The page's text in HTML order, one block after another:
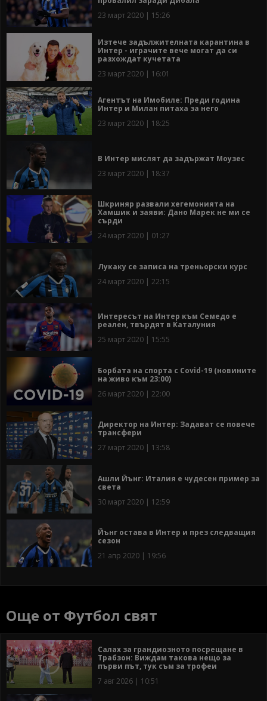
23 март 2020 | 15:26
Изтече задължителната карантина в
Интер - играчите вече могат да си
разхождат кучетата
23 март 2020 | 16:01
Агентът на Имобиле: Преди година
Интер и Милан питаха за него
23 март 2020 | 18:25
В Интер мислят да задържат Моузес
23 март 2020 | 18:37
Шкриняр развали хегемонията на
Хамшик и заяви: Дано Марек не ми се
сърди
24 март 2020 | 01:27
Лукаку се записа на треньорски курс
24 март 2020 | 22:15
Интересът на Интер към Семедо е
реален, твърдят в Каталуния
25 март 2020 | 15:55
Борбата на спорта с Covid-19 (новините
на живо към 23:00)
26 март 2020 | 22:00
Директор на Интер: Задават се повече
трансфери
27 март 2020 | 13:58
Ашли Йънг: Италия е чудесен пример за
света
30 март 2020 | 12:59
Йънг остава в Интер и през следващия
сезон
21 апр 2020 | 19:56
Още от Футбол свят
Салах за грандиозното посрещане в
Трабзон: Виждам такова нещо за
първи път, тук съм за трофеи
7 авг 2026 | 10:51